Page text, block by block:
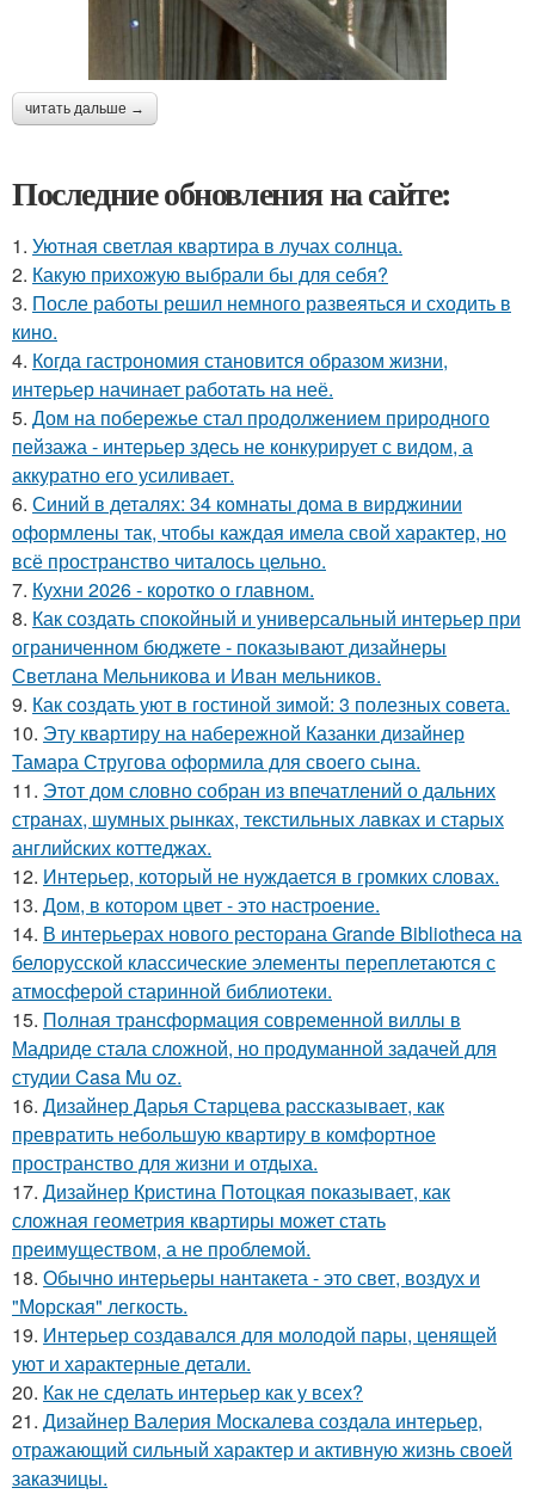
читать дальше →
Последние обновления на сайте:
1. Уютная светлая квартира в лучах солнца.
2. Какую прихожую выбрали бы для себя?
3. После работы решил немного развеяться и сходить в
кино.
4. Когда гастрономия становится образом жизни,
интерьер начинает работать на неё.
5. Дом на побережье стал продолжением природного
пейзажа - интерьер здесь не конкурирует с видом, а
аккуратно его усиливает.
6. Синий в деталях: 34 комнаты дома в вирджинии
оформлены так, чтобы каждая имела свой характер, но
всё пространство читалось цельно.
7. Кухни 2026 - коротко о главном.
8. Как создать спокойный и универсальный интерьер при
ограниченном бюджете - показывают дизайнеры
Светлана Мельникова и Иван мельников.
9. Как создать уют в гостиной зимой: 3 полезных совета.
10. Эту квартиру на набережной Казанки дизайнер
Тамара Стругова оформила для своего сына.
11. Этот дом словно собран из впечатлений о дальних
странах, шумных рынках, текстильных лавках и старых
английских коттеджах.
12. Интерьер, который не нуждается в громких словах.
13. Дом, в котором цвет - это настроение.
14. В интерьерах нового ресторана Grande Bibliotheca на
белорусской классические элементы переплетаются с
атмосферой старинной библиотеки.
15. Полная трансформация современной виллы в
Мадриде стала сложной, но продуманной задачей для
студии Casa Mu oz.
16. Дизайнер Дарья Старцева рассказывает, как
превратить небольшую квартиру в комфортное
пространство для жизни и отдыха.
17. Дизайнер Кристина Потоцкая показывает, как
сложная геометрия квартиры может стать
преимуществом, а не проблемой.
18. Обычно интерьеры нантакета - это свет, воздух и
"Морская" легкость.
19. Интерьер создавался для молодой пары, ценящей
уют и характерные детали.
20. Как не сделать интерьер как у всех?
21. Дизайнер Валерия Москалева создала интерьер,
отражающий сильный характер и активную жизнь своей
заказчицы.